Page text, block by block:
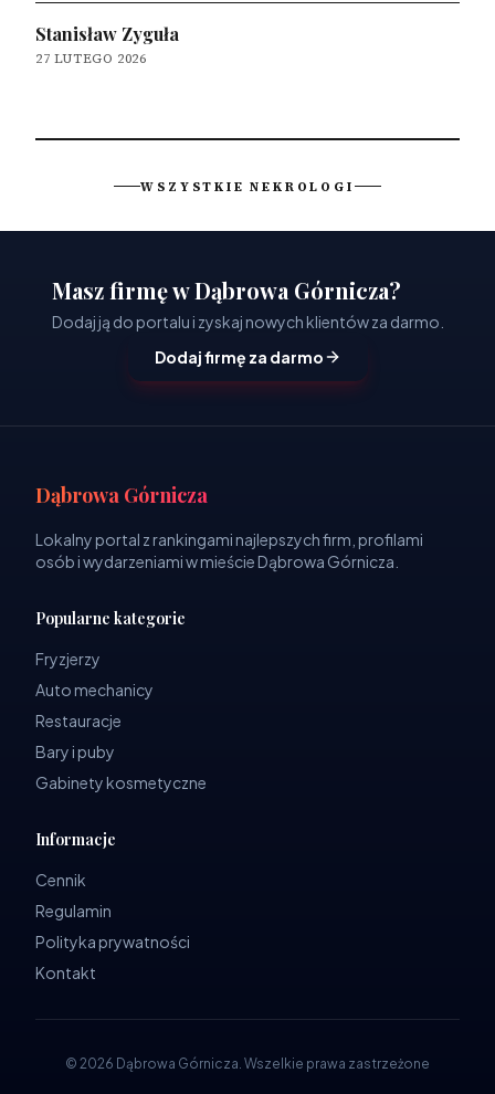
Stanisław Zyguła
27 LUTEGO 2026
WSZYSTKIE NEKROLOGI
Masz firmę w Dąbrowa Górnicza?
Dodaj ją do portalu i zyskaj nowych klientów za darmo.
Dodaj firmę za darmo
Dąbrowa Górnicza
Lokalny portal z rankingami najlepszych firm, profilami
osób i wydarzeniami w mieście Dąbrowa Górnicza.
Popularne kategorie
Fryzjerzy
Auto mechanicy
Restauracje
Bary i puby
Gabinety kosmetyczne
Informacje
Cennik
Regulamin
Polityka prywatności
Kontakt
© 2026 Dąbrowa Górnicza. Wszelkie prawa zastrzeżone